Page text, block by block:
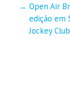
Open Air
edição em
Jockey Club